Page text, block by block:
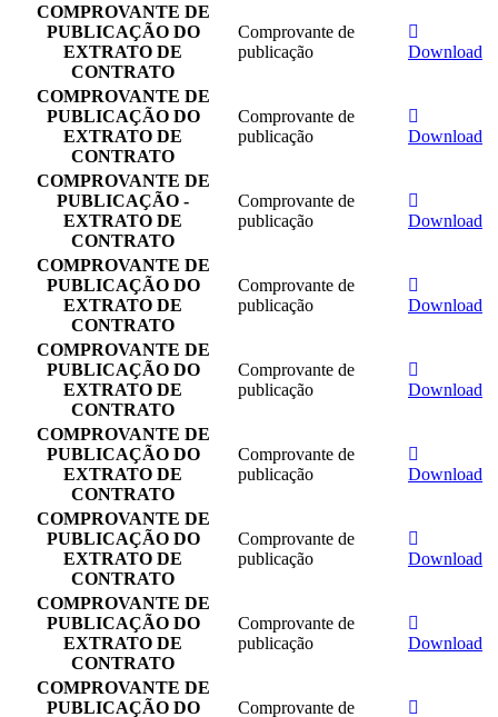
COMPROVANTE DE
PUBLICAÇÃO DO
EXTRATO DE
CONTRATO
Comprovante de
publicação
Download
COMPROVANTE DE
PUBLICAÇÃO DO
EXTRATO DE
CONTRATO
Comprovante de
publicação
Download
COMPROVANTE DE
PUBLICAÇÃO -
EXTRATO DE
CONTRATO
Comprovante de
publicação
Download
COMPROVANTE DE
PUBLICAÇÃO DO
EXTRATO DE
CONTRATO
Comprovante de
publicação
Download
COMPROVANTE DE
PUBLICAÇÃO DO
EXTRATO DE
CONTRATO
Comprovante de
publicação
Download
COMPROVANTE DE
PUBLICAÇÃO DO
EXTRATO DE
CONTRATO
Comprovante de
publicação
Download
COMPROVANTE DE
PUBLICAÇÃO DO
EXTRATO DE
CONTRATO
Comprovante de
publicação
Download
COMPROVANTE DE
PUBLICAÇÃO DO
EXTRATO DE
CONTRATO
Comprovante de
publicação
Download
COMPROVANTE DE
PUBLICAÇÃO DO
Comprovante de